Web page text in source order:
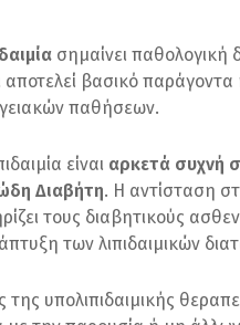
σημαίνει παθολογική
αποτελεί βασικό
παθήσεων.
είναι αρκετά συχνή
Διαβήτη. Η αντίσταση
τους διαβητικούς
των λιπιδαιμικών
της υπολιπιδαιμικής